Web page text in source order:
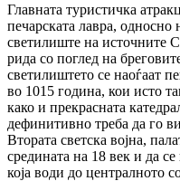
Главната туристичка
печарската лавра, односно
светилиште на источните
рида со поглед на
светилиштето се наоѓаат
во 1015 година, кои исто
како и прекрасната
дефинитивно треба да го
Втората светска војна,
средината на 18 век и да
која води до централното